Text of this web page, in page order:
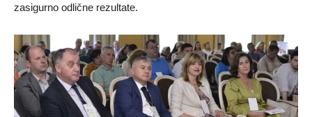
zasigurno odlične rezultate.